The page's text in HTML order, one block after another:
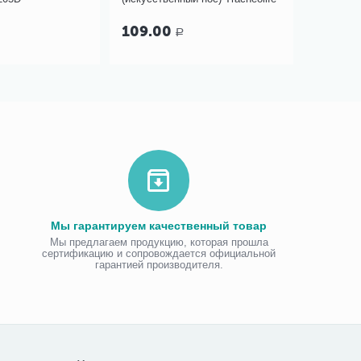
299.00 Р
Мы гарантируем качественный товар
Мы предлагаем продукцию, которая прошла
сертификацию и сопровождается официальной
гарантией производителя.